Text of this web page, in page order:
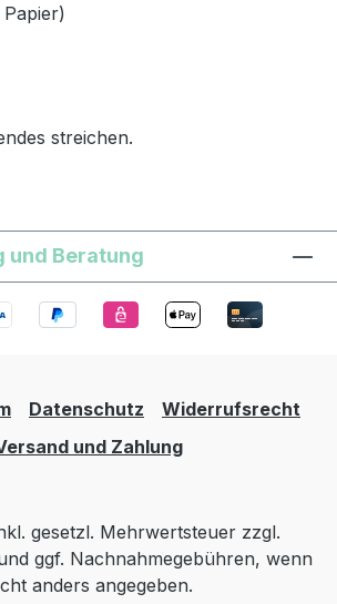
streichen.
und Beratung
Datenschutz
Widerrufsrecht
und Zahlung
gesetzl. Mehrwertsteuer zzgl.
ggf. Nachnahmegebühren, wenn
anders angegeben.